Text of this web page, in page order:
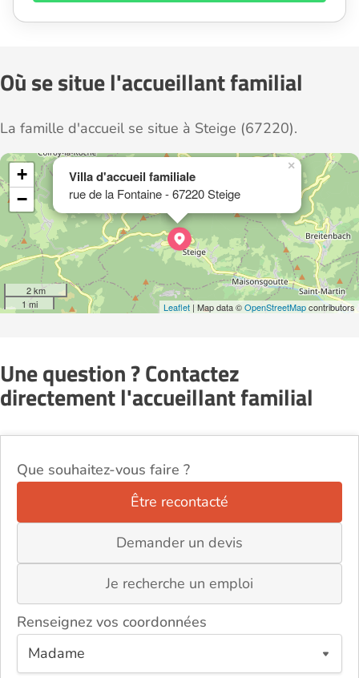
Où se situe l'accueillant familial
La famille d'accueil se situe à Steige (67220).
Villa d'accueil familiale
rue de la Fontaine - 67220 Steige
×
+
−
2 km
1 mi
Leaflet | Map data ©OpenStreetMapcontributors
Une question ? Contactez
directement l'accueillant familial
Que souhaitez-vous faire ?
Être recontacté
Demander un devis
Je recherche un emploi
Renseignez vos coordonnées